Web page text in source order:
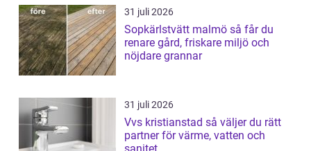
31 juli 2026
Sopkärlstvätt malmö så får du
renare gård, friskare miljö och
nöjdare grannar
31 juli 2026
Vvs kristianstad så väljer du rätt
partner för värme, vatten och